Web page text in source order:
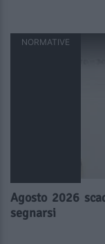
NORMATIVE
Agosto 2026
segnarsi